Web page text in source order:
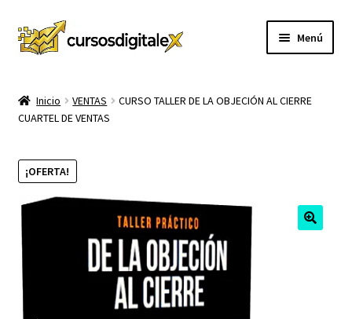
Ir
a
Ir
al
Menú
TIENDA
CURSOS
hijo
MEMBRESIA
MI CUENTA
CARRITO
Inicio VENTAS
CURSO TALLER DE LA OBJECIÓN AL CIERRE
CUARTEL DE VENTAS
¡OFERTA!